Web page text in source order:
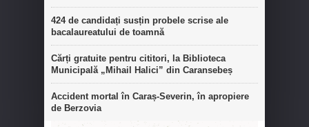
424 de candidați susțin probele scrise ale
bacalaureatului de toamnă
Cărți gratuite pentru cititori, la Biblioteca
Municipală „Mihail Halici” din Caransebeș
Accident mortal în Caraș-Severin, în apropiere
de Berzovia